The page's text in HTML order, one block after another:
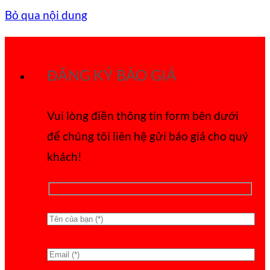
Bỏ qua nội dung
ĐĂNG KÝ BÁO GIÁ
Vui lòng điền thông tin form bên dưới
để chúng tôi liên hệ gửi báo giá cho quý
khách!